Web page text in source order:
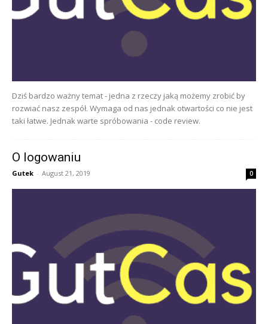
Dziś bardzo ważny temat - jedna z rzeczy jaką możemy zrobić by
rozwiać nasz zespół. Wymaga od nas jednak otwartości co nie jest
taki łatwe. Jednak warte spróbowania - code review.
O logowaniu
Gutek - August 21, 2019 0